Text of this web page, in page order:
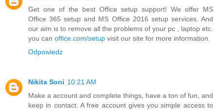
Get one of the best Office setup support! We offer MS
Office 365 setup and MS Office 2016 setup services. And
our aim is to remove all the problems of your pc , laptop etc.
you can office.com/setup visit our site for more information.
Odpowiedz
Nikita Soni 10:21 AM
Make a account and complete things, have a ton of fun, and
keep in contact. A free account gives you simple access to